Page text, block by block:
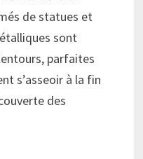
de statues et
sont
parfaites
s’asseoir à la fin
des